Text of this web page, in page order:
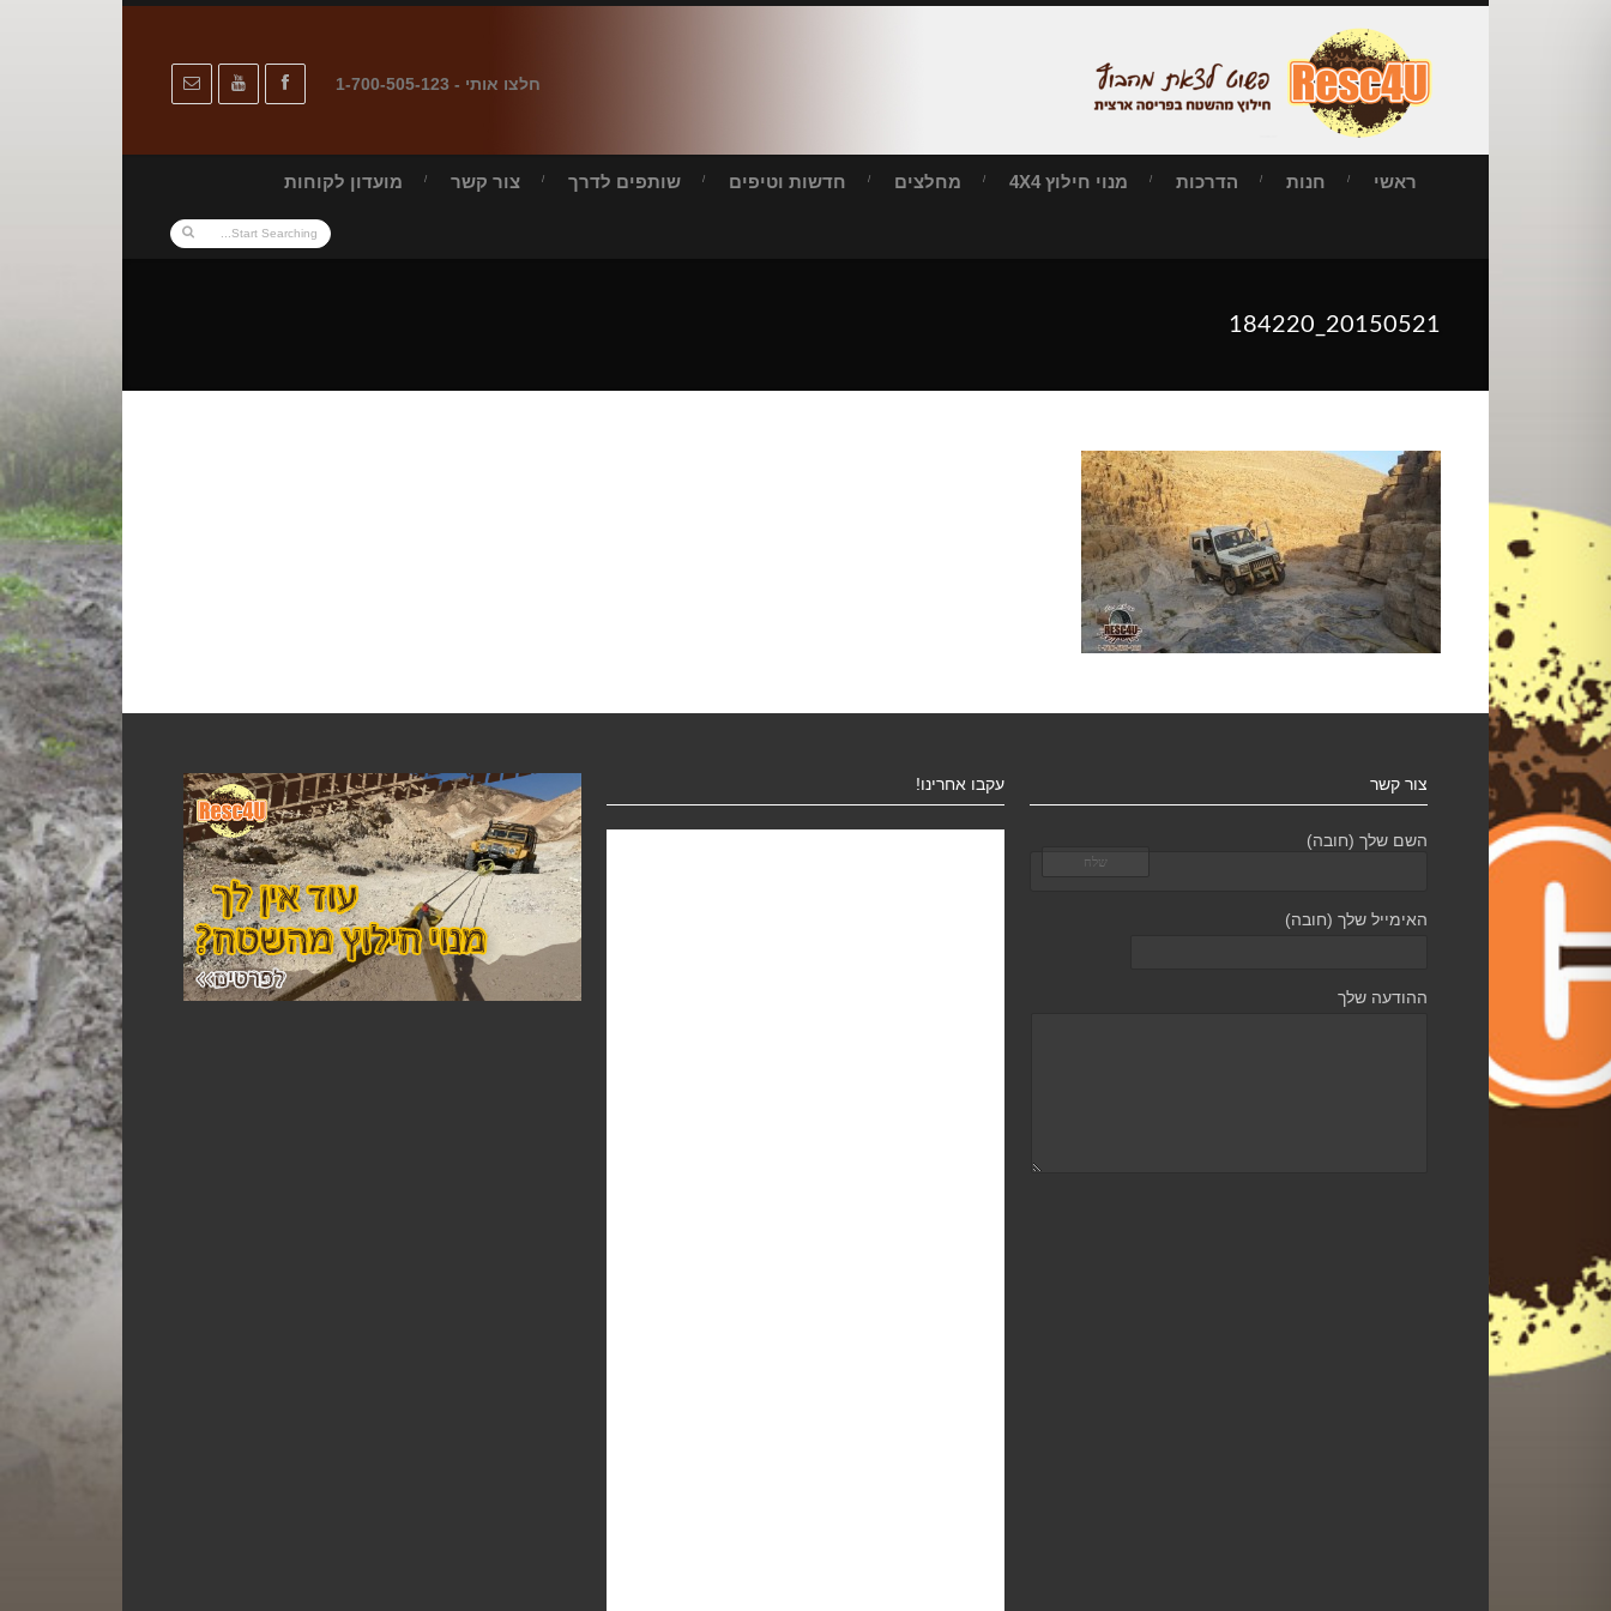
חלצו אותי - 1-700-505-123
ראשי חנות הדרכות מנוי חילוץ 4X4 מחלצים חדשות וטיפים שותפים לדרך צור קשר מועדון לקוחות
20150521_184220
צור קשר
השם שלך (חובה)
האימייל שלך (חובה)
ההודעה שלך
עקבו אחרינו!